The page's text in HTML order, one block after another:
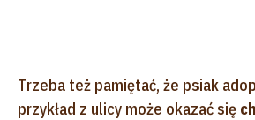
Trzeba też pamiętać, że psiak
przykład z ulicy może okazać się